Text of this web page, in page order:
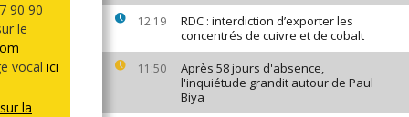
12:19
RDC : interdiction d’exporter les
concentrés de cuivre et de cobalt
11:50
Après 58 jours d'absence,
l'inquiétude grandit autour de Paul
Biya
90 90
le
vocal ici
la